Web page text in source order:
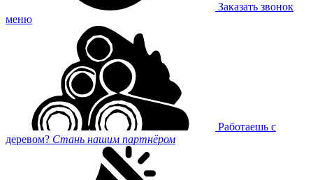
Заказать звонок
меню
Работаешь с
деревом? Стань нашим партнёром